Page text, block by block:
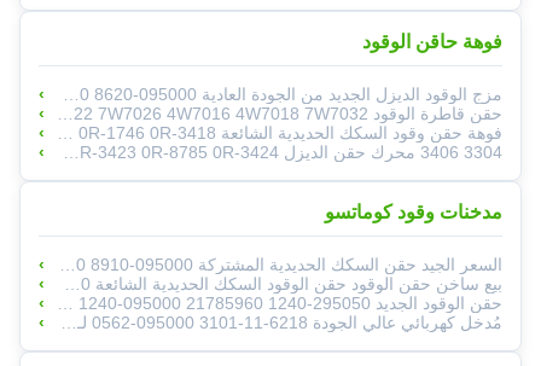
فوهة حاقن الوقود
مزج الوقود الديزل الجديد من الجودة العادية 095000-8620 095000-8621 لميتسوبيشي 6M60T ME306200 ME307085
حقن قاطرة الوقود 0R-1743 0R-3424 170-5181 0R-3422 7W7026 4W7016 4W7018 7W7032
فوهة حقن وقود السكك الحديدية الشائعة 0R-1740 0R-1742 0R-1743 0R-1744 0R-1745 0R-3536 0R-1746 0R-3418
3304 3406 محرك حقن الديزل 8N-7005 8N7005 0R-3423 0R-8785 0R-3424
مدخنات وقود كوماتسو
السعر الجيد حقن السكك الحديدية المشتركة 095000-8910 095000-8911 095000-8912 095000-8913 9709500-891 لـ Sinotruk Howo VG12460801
بيع ساخن حقن الوقود حقن الوقود السكك الحديدية الشائعة 098000-8011 0980008011 VG1246080051
حقن الوقود الجديد 295050-1240 21785960 095000-1240 295050-124# G3S58 لـ Denso VOL PENTA TAD851VE TAD853VE
مُدخل كهربائي عالي الجودة 6218-11-3101 095000-0562 لـ Komatsu Sa6D140E